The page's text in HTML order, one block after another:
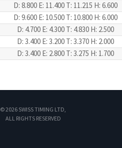
D: 8.800 E: 11.400 T: 11.215 H: 6.600
D: 9.600 E: 10.500 T: 10.800 H: 6.000
D: 4.700 E: 4.300 T: 4.830 H: 2.500
D: 3.400 E: 3.200 T: 3.370 H: 2.000
D: 3.400 E: 2.800 T: 3.275 H: 1.700
© 2026 SWISS TIMING LTD,
ALL RIGHTS RESERVED